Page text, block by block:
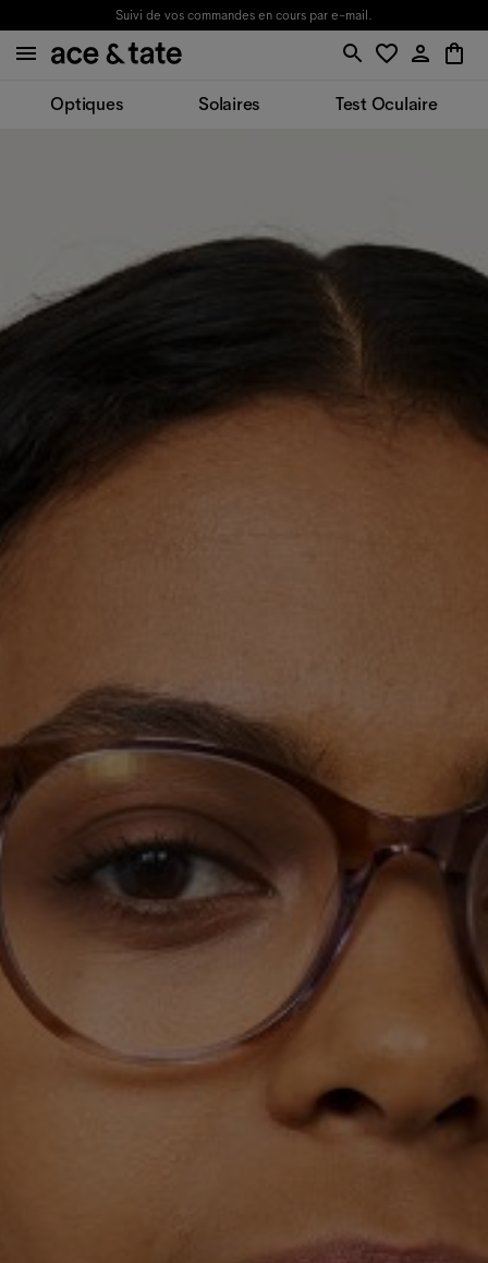
Suivi de vos commandes en cours par e-mail.
Optiques Solaires Test Oculaire